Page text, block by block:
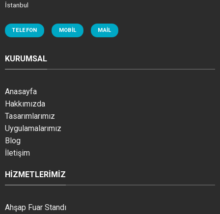
İstanbul
TELEFON MOBIL MAIL
KURUMSAL
Anasayfa
Hakkımızda
Tasarımlarımız
Uygulamalarımız
Blog
İletişim
HIZMETLERIMIZ
Ahşap Fuar Standı